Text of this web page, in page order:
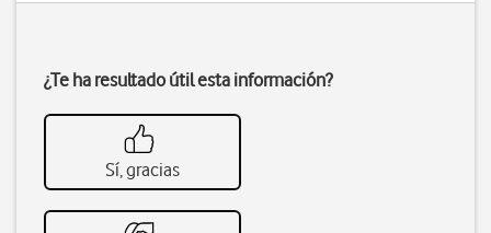
¿Te ha resultado útil esta información?
Sí, gracias